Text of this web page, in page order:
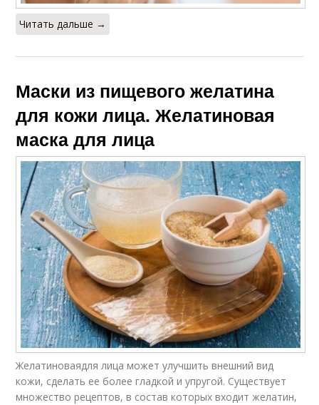
Читать дальше →
Маски из пищевого желатина
для кожи лица. Желатиновая
маска для лица
Желатиноваядля лица может улучшить внешний вид
кожи, сделать ее более гладкой и упругой. Существует
множество рецептов, в состав которых входит желатин,